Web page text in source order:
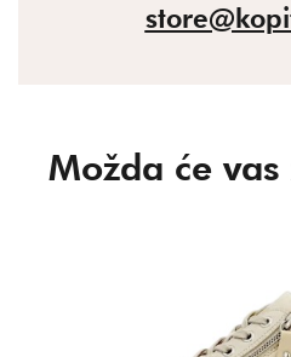
Možda će